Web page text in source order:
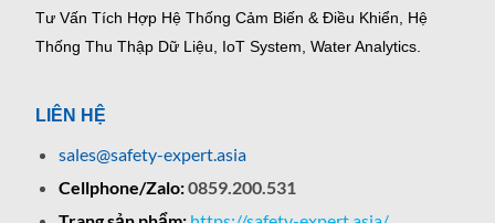
Tư Vấn Tích Hợp Hệ Thống Cảm Biến & Điều Khiển, Hệ
Thống Thu Thập Dữ Liệu, IoT System, Water Analytics.
LIÊN HỆ
sales@safety-expert.asia
Cellphone/Zalo:0859.200.531